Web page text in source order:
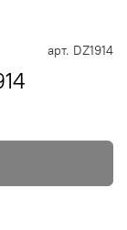
арт. DZ1914